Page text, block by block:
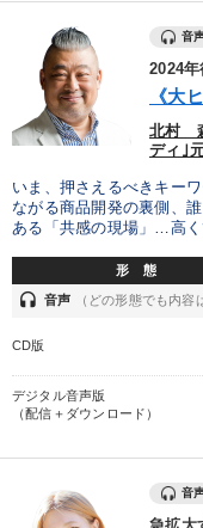
リピート 仕事術
広報・PR 後継者
株式市場 プレゼン
テレビ・ネットで話題
相続・事業承継 営
いい会社
※「更新」を押すと「タグ・キー
音
2024
《大
北村
ディ｣
いま、押さえるべきキー
ながる商品開発の裏側、
ある「共感の現場」…高
形 態
headset 音声 （どの形態でも内容
CD版
デジタル音声版
（配信＋ダウンロード）
音